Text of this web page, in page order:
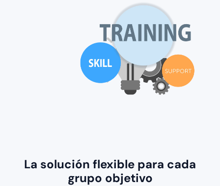
La solución flexible para cada
grupo objetivo